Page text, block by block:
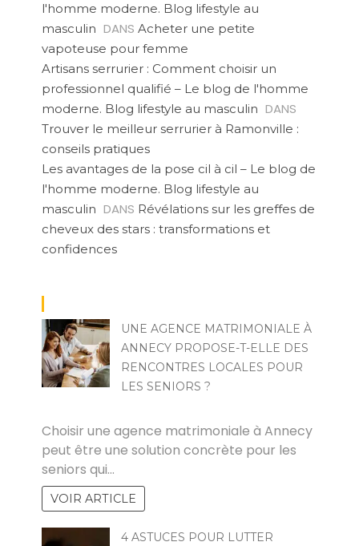
l'homme moderne. Blog lifestyle au
masculin DANS Acheter une petite
vapoteuse pour femme
Artisans serrurier : Comment choisir un
professionnel qualifié – Le blog de l'homme
moderne. Blog lifestyle au masculin DANS
Trouver le meilleur serrurier à Ramonville :
conseils pratiques
Les avantages de la pose cil à cil – Le blog de
l'homme moderne. Blog lifestyle au
masculin DANS Révélations sur les greffes de
cheveux des stars : transformations et
confidences
UNE AGENCE MATRIMONIALE À
ANNECY PROPOSE-T-ELLE DES
RENCONTRES LOCALES POUR
LES SENIORS ?
Choisir une agence matrimoniale à Annecy
peut être une solution concrète pour les
seniors qui…
VOIR ARTICLE
4 ASTUCES POUR LUTTER